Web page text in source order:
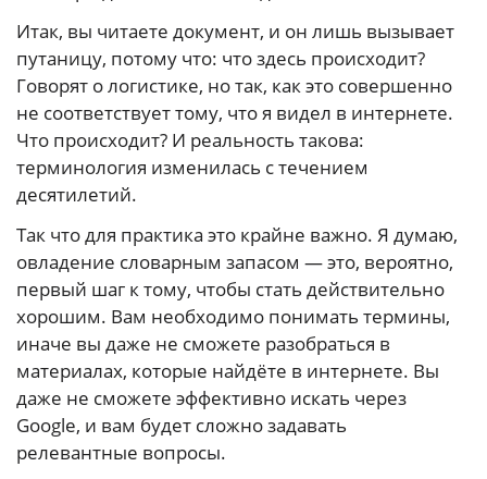
Итак, вы читаете документ, и он лишь вызывает
путаницу, потому что: что здесь происходит?
Говорят о логистике, но так, как это совершенно
не соответствует тому, что я видел в интернете.
Что происходит? И реальность такова:
терминология изменилась с течением
десятилетий.
Так что для практика это крайне важно. Я думаю,
овладение словарным запасом — это, вероятно,
первый шаг к тому, чтобы стать действительно
хорошим. Вам необходимо понимать термины,
иначе вы даже не сможете разобраться в
материалах, которые найдёте в интернете. Вы
даже не сможете эффективно искать через
Google, и вам будет сложно задавать
релевантные вопросы.